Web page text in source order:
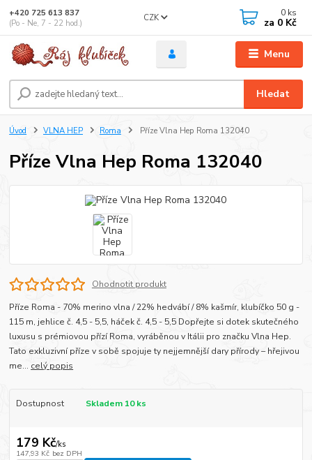
Menu
CZK
Hledat
+420 725 613 837
(Po - Ne, 7 - 22 hod.)
0 ks
za 0 Kč
Úvod VLNA HEP Roma Příze Vlna Hep Roma 132040
Příze Vlna Hep Roma 132040
Ohodnotit produkt
Příze Roma - 70% merino vlna / 22% hedvábí / 8% kašmír, klubíčko 50 g -
115 m, jehlice č. 4,5 - 5,5, háček č. 4,5 - 5,5 Dopřejte si dotek skutečného
luxusu s prémiovou přízí Roma, vyráběnou v Itálii pro značku Vlna Hep.
Tato exkluzivní příze v sobě spojuje ty nejjemnější dary přírody – hřejivou
me... celý popis
Dostupnost Skladem 10 ks
179 Kč/ks
147,93 Kč bez DPH